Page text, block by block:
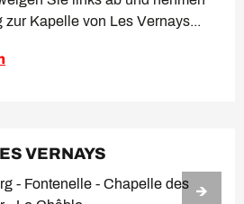
zur Kapelle von Les Vernays...
VERNAYS
- Fontenelle - Chapelle des